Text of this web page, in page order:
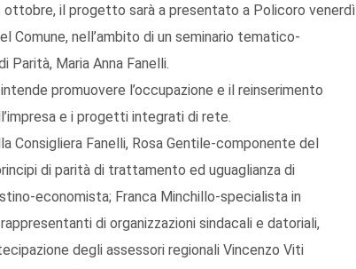
il progetto sarà a presentato a Policoro venerdì
Comune, nell’ambito di un seminario tematico-
Parità, Maria Anna Fanelli.
promuovere l’occupazione e il reinserimento
e i progetti integrati di rete.
Consigliera Fanelli, Rosa Gentile-componente del
di parità di trattamento ed uguaglianza di
economista; Franca Minchillo-specialista in
di organizzazioni sindacali e datoriali,
degli assessori regionali Vincenzo Viti